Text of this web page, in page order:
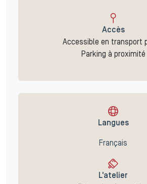
Accès
Accessible en transport
Parking à proximité
Langues
Français
L'atelier